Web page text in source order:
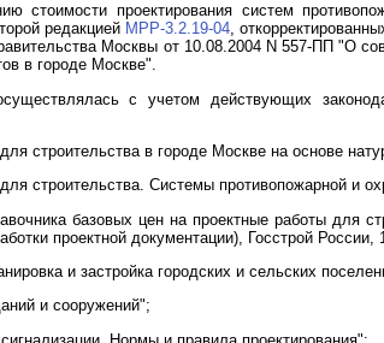
стоимости проектирования систем
редакцией МРР-3.2.19-04,
Москвы от 10.08.2004 N 557-ПП "О
в городе Москве".
с учетом действующих
строительства в городе Москве на основе
строительства. Системы противопожарной и
базовых цен на проектные работы для
проектной документации), Госстрой России,
и застройка городских и сельских
и сооружений";